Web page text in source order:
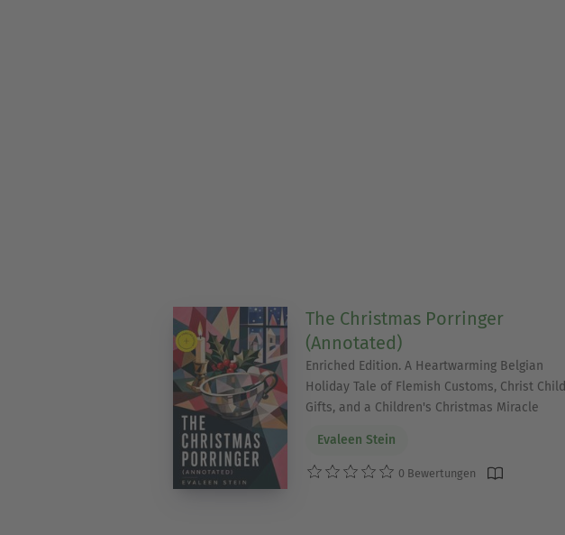
The Christmas Porringer
(Annotated)
Enriched Edition. A Heartwarming Belgian
Holiday Tale of Flemish Customs, Christ Child
Gifts, and a Children's Christmas Miracle
Evaleen Stein
0 Bewertungen